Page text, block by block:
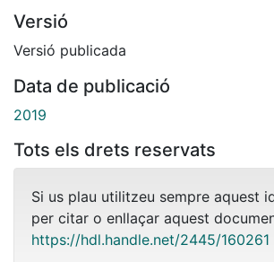
Versió
Versió publicada
Data de publicació
2019
Tots els drets reservats
Si us plau utilitzeu sempre aquest
per citar o enllaçar aquest
https://hdl.handle.net/2445/160261